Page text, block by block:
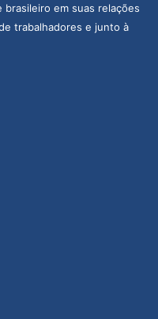
em suas relações
trabalhadores e junto à